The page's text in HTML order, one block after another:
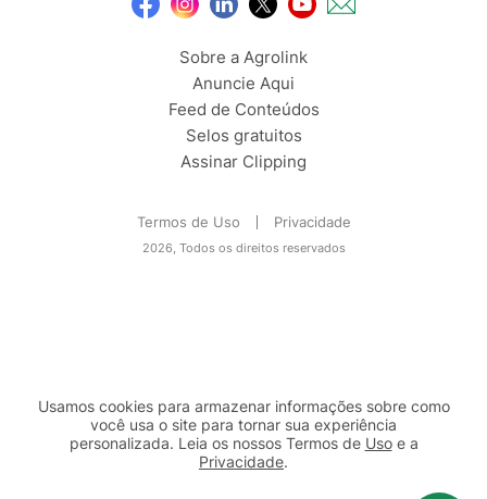
Sobre a Agrolink
Anuncie Aqui
Feed de Conteúdos
Selos gratuitos
Assinar Clipping
Termos de Uso Privacidade
2026, Todos os direitos reservados
Usamos cookies para armazenar informações sobre como
você usa o site para tornar sua experiência
personalizada. Leia os nossos Termos de Usoe a
Privacidade.